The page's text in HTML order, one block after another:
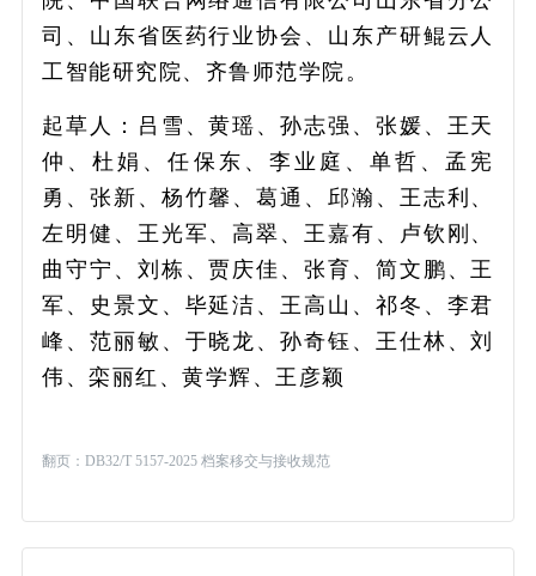
司、山东省医药行业协会、山东产研鲲云人
工智能研究院、齐鲁师范学院。
起草人：吕雪、黄瑶、孙志强、张媛、王天
仲、杜娟、任保东、李业庭、单哲、孟宪
勇、张新、杨竹馨、葛通、邱瀚、王志利、
左明健、王光军、高翠、王嘉有、卢钦刚、
曲守宁、刘栋、贾庆佳、张育、简文鹏、王
军、史景文、毕延洁、王高山、祁冬、李君
峰、范丽敏、于晓龙、孙奇钰、王仕林、刘
伟、栾丽红、黄学辉、王彦颖
翻页：DB32/T 5157-2025 档案移交与接收规范